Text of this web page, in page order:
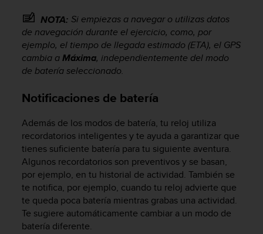
NOTA: Si empiezas a navegar o utilizas datos
de navegación durante el ejercicio, como, por
ejemplo, el tiempo de llegada estimado (ETA), el GPS
cambia aMáxima, independientemente del modo
de batería seleccionado.
Notificaciones de batería
Además de los modos de batería, tu reloj utiliza
recordatorios inteligentes y te ayuda a garantizar que
tienes suficiente batería para tu siguiente aventura.
Algunos recordatorios son preventivos y se basan,
por ejemplo, en tu historial de actividad. También se
te notifica, por ejemplo, cuando tu reloj advierte que
te queda poca batería mientras grabas una actividad.
Te sugiere automáticamente cambiar a un modo de
batería diferente.